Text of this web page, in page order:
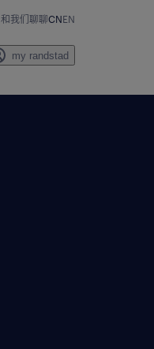
和我们聊聊CNEN
my randstad